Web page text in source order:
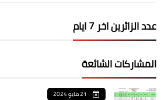
عدد الزائرين اخر 7 ايام
المشاركات الشائعة
21 مايو 2024